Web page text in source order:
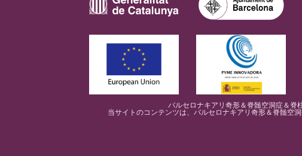
バルセロナキアリ奇形＆脊髄空洞症＆脊
当サイトのコンテンツは、バルセロナキアリ奇形＆脊髄空